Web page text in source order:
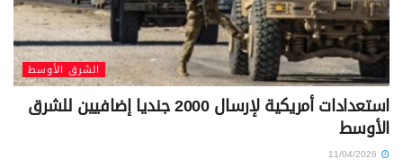
الشرق الأوسط
استعدادات أمريكية لإرسال 2000 جنديا إضافيين للشرق
الأوسط